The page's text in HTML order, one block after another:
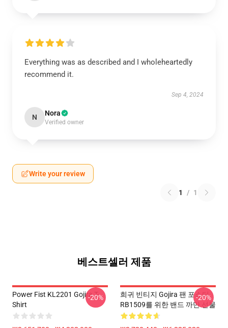
Everything was as described and I wholeheartedly
recommend it.
Sep 4, 2024
N Nora
Verified owner
Write your review
1 / 1
베스트셀러 제품
Power Fist KL2201 Gojira T-
Shirt
-20%
희귀 빈티지 Gojira 팬 포스터
RB1509를 위한 밴드 까만 선물
-20%